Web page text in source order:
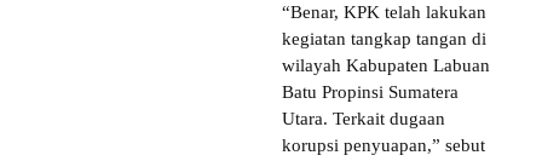
“Benar, KPK telah lakukan
kegiatan tangkap tangan di
wilayah Kabupaten Labuan
Batu Propinsi Sumatera
Utara. Terkait dugaan
korupsi penyuapan,” sebut